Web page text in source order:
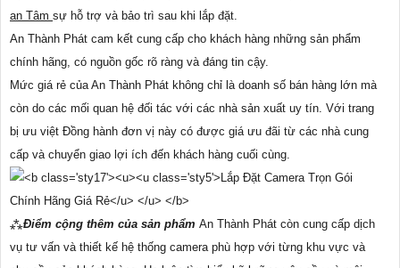
an Tâm sự hỗ trợ và bảo trì sau khi lắp đặt.
An Thành Phát cam kết cung cấp cho khách hàng những sản phẩm
chính hãng, có nguồn gốc rõ ràng và đáng tin cậy.
Mức giá rẻ của An Thành Phát không chỉ là doanh số bán hàng lớn mà
còn do các mối quan hệ đối tác với các nhà sản xuất uy tín. Với trang
bị ưu việt Đồng hành đơn vị này có được giá ưu đãi từ các nhà cung
cấp và chuyển giao lợi ích đến khách hàng cuối cùng.
⁂Điểm cộng thêm của sản phẩm An Thành Phát còn cung cấp dịch
vụ tư vấn và thiết kế hệ thống camera phù hợp với từng khu vực và